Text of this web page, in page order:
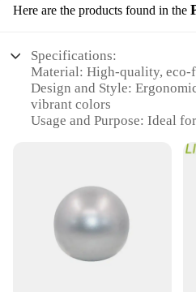
Here are the products found in the
Specifications:
Material: High-quality,
Design and Style:
vibrant colors
Usage and Purpose: Ideal
Shape or Size or Weight or
sets of 4 or 6, each palle
diameter
Performance and Property:
and easy to clean
Parts and Accessories:
for easy transportation